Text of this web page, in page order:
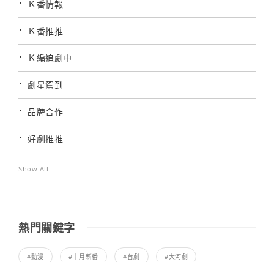
Ｋ番情報
Ｋ番推推
Ｋ編追劇中
劇星駕到
品牌合作
好劇推推
Show All
熱門關鍵字
#動漫 #十月新番 #台劇 #大河劇